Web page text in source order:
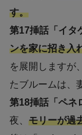
す。
第17挿話「イタ
ンを家に招き入
を展開しますが
たブルームは、
第18挿話「ペネ
夜、 モリーが過